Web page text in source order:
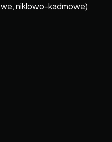
niklowo-kadmowe)